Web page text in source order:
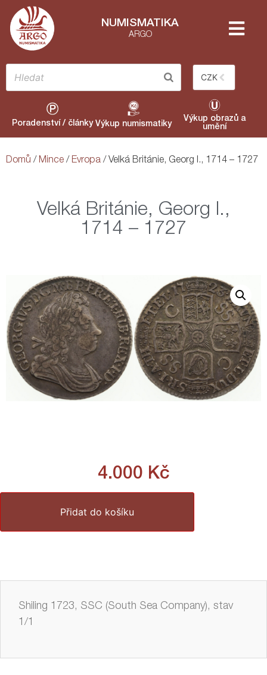
NUMISMATIKA
ARGO
CZK
Poradenství / články Výkup numismatiky
Výkup obrazů a
umění
Domů / Mince / Evropa / Velká Británie, Georg I., 1714 – 1727
Velká Británie, Georg I.,
1714 – 1727
4.000 Kč
Přidat do košíku
Shiling 1723, SSC (South Sea Company), stav
1/1